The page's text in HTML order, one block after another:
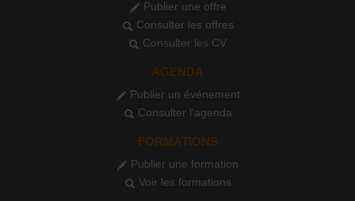
Publier une offre
Consulter les offres
Consulter les CV
AGENDA
Publier un événement
Consulter l'agenda
FORMATIONS
Publier une formation
Voir les formations